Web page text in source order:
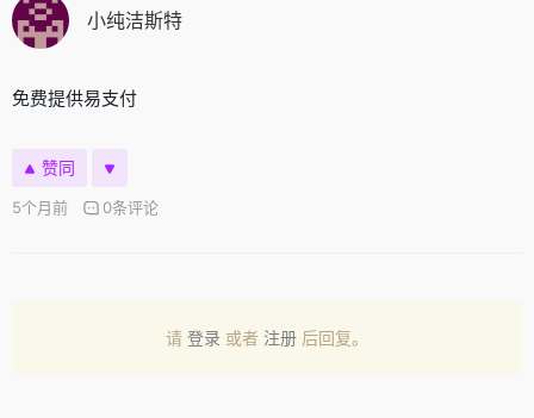
小纯洁斯特
免费提供易支付
赞同
5个月前 0条评论
请 登录 或者 注册 后回复。